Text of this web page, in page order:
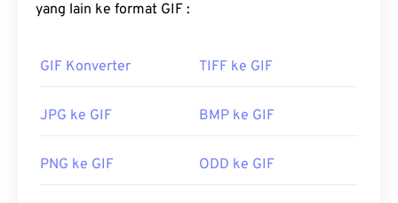
menggunakankompresi lossless
balasan berbasis emosi di media sosial, dan meme,
GIF?
yang lain ke format GIF :
GIF Konverter TIFF ke GIF
JPG ke GIF BMP ke GIF
PNG ke GIF ODD ke GIF